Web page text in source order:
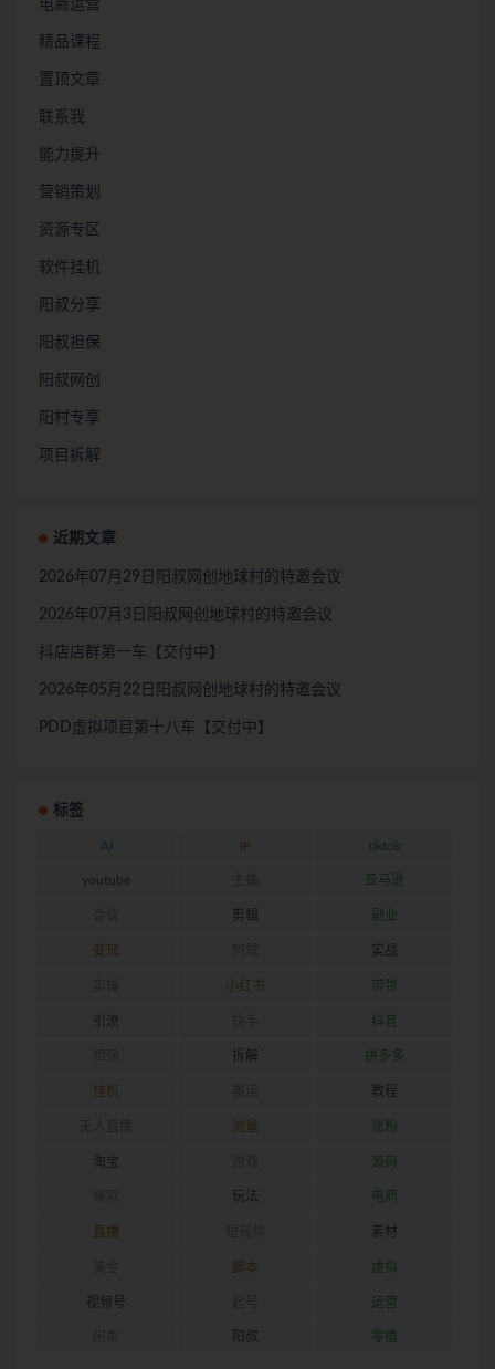
电商运营
精品课程
置顶文章
联系我
能力提升
营销策划
资源专区
软件挂机
阳叔分享
阳叔担保
阳叔网创
阳村专享
项目拆解
近期文章
2026年07月29日阳叔网创地球村的特邀会议
2026年07月3日阳叔网创地球村的特邀会议
抖店店群第一车【交付中】
2026年05月22日阳叔网创地球村的特邀会议
PDD虚拟项目第十八车【交付中】
标签
AI IP tiktok
youtube 亚马逊
剪辑 副业
变现 实战
小红书 带货
引流 抖音
拆解 拼多多
挂机 教程
流量 涨粉
淘宝 源码
玩法 电商
直播 素材
脚本 虚拟
视频号 运营
阳叔 零撸